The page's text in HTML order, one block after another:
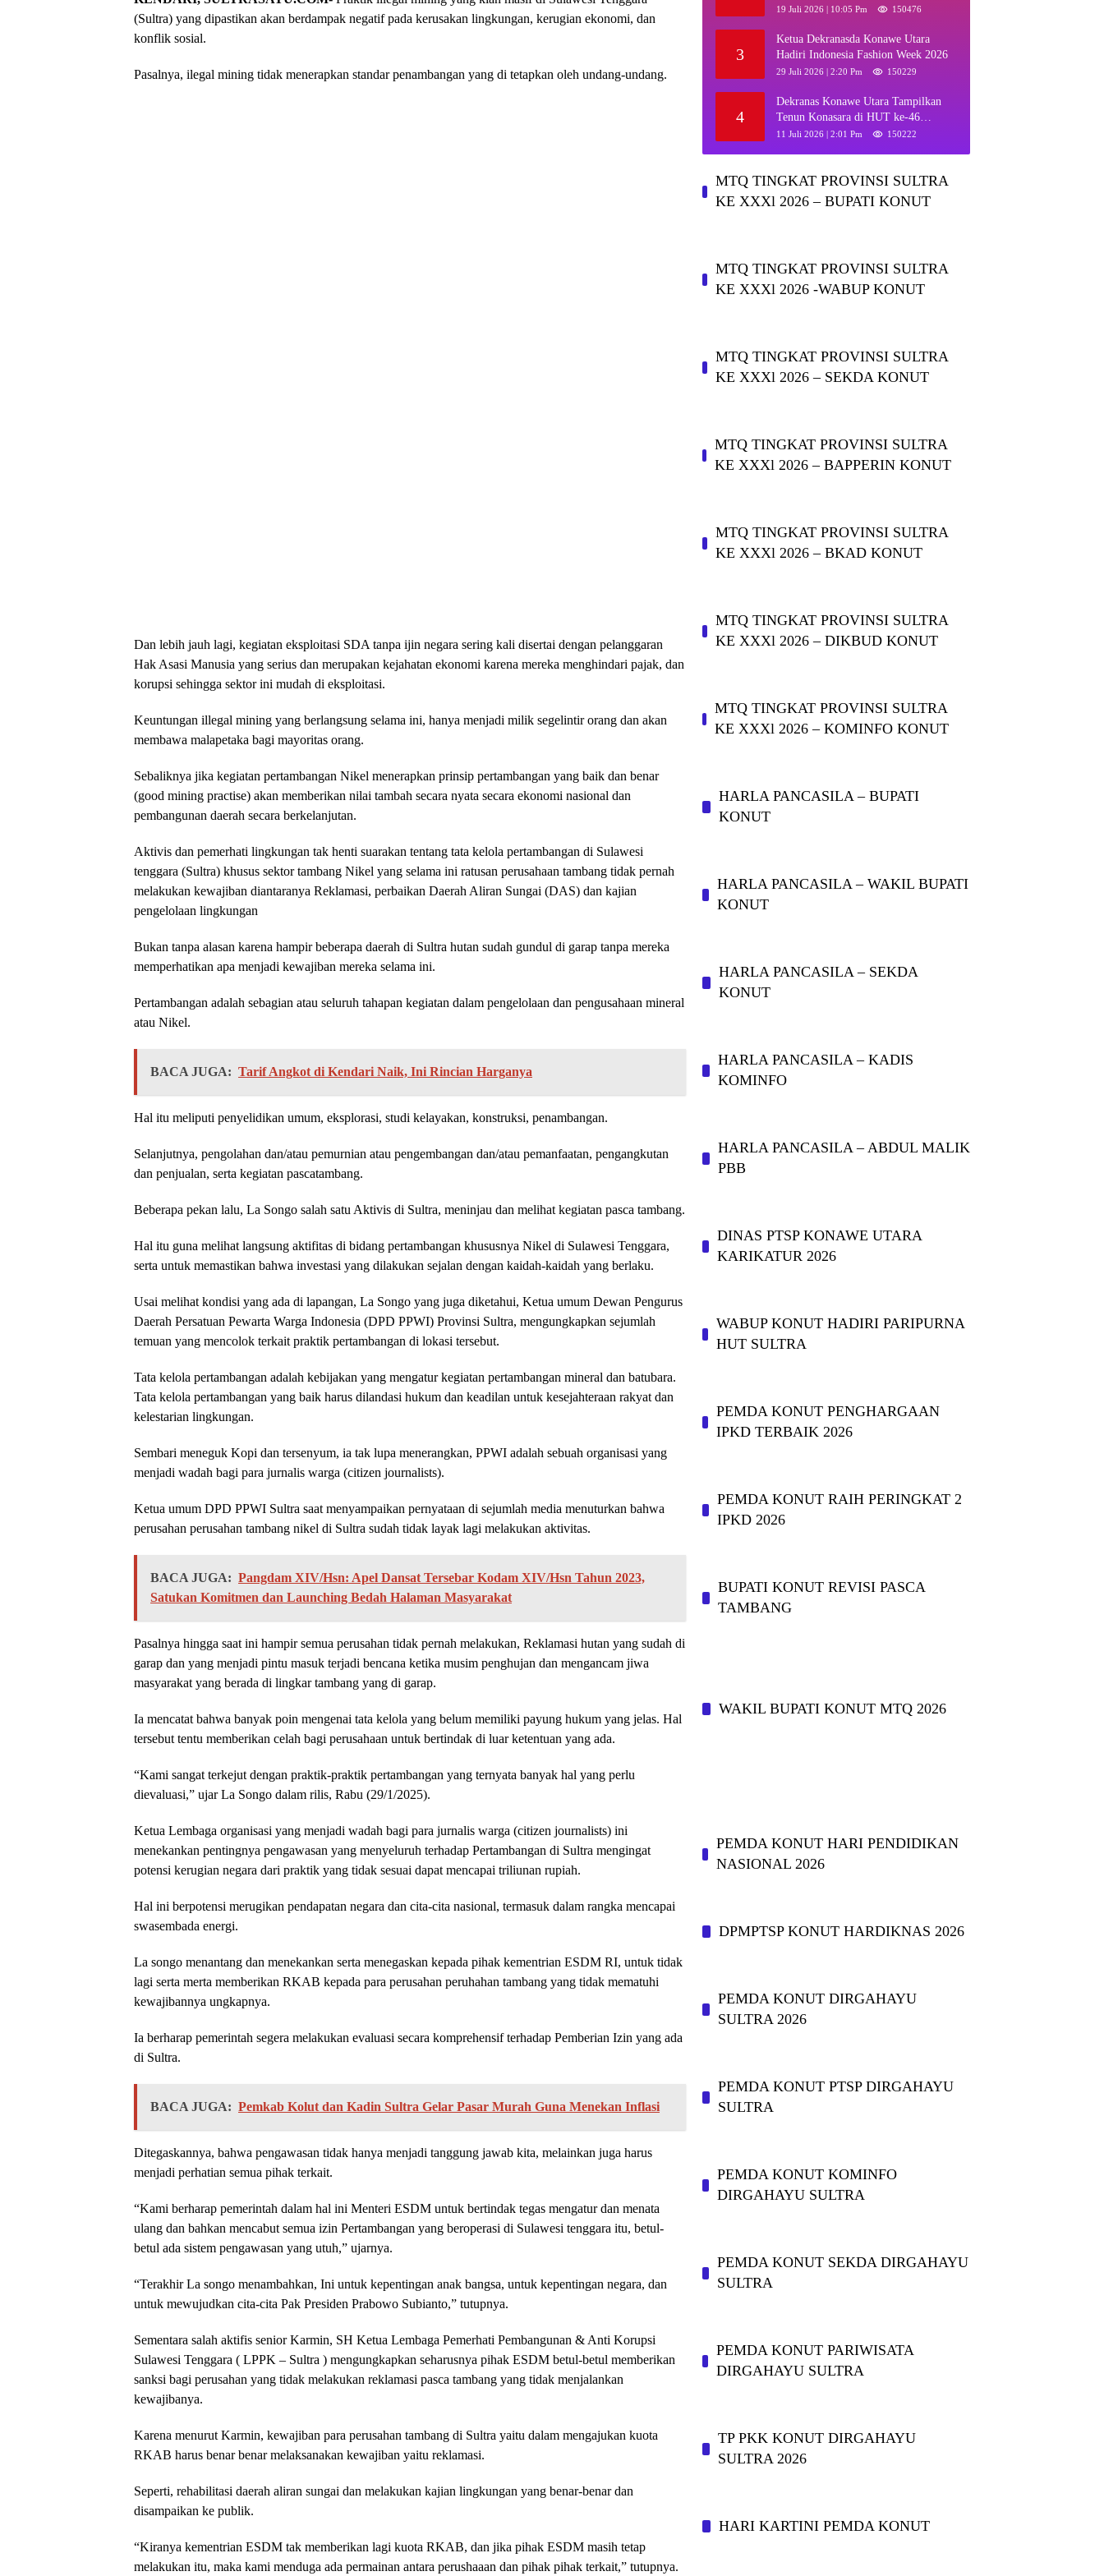
(Sultra) yang dipastikan akan berdampak negatif pada kerusakan lingkungan, kerugian ekonomi, dan
konflik sosial.
Pasalnya, ilegal mining tidak menerapkan standar penambangan yang di tetapkan oleh undang-undang.
Dan lebih jauh lagi, kegiatan eksploitasi SDA tanpa ijin negara sering kali disertai dengan pelanggaran
Hak Asasi Manusia yang serius dan merupakan kejahatan ekonomi karena mereka menghindari pajak, dan
korupsi sehingga sektor ini mudah di eksploitasi.
Keuntungan illegal mining yang berlangsung selama ini, hanya menjadi milik segelintir orang dan akan
membawa malapetaka bagi mayoritas orang.
Sebaliknya jika kegiatan pertambangan Nikel menerapkan prinsip pertambangan yang baik dan benar
(good mining practise) akan memberikan nilai tambah secara nyata secara ekonomi nasional dan
pembangunan daerah secara berkelanjutan.
Aktivis dan pemerhati lingkungan tak henti suarakan tentang tata kelola pertambangan di Sulawesi
tenggara (Sultra) khusus sektor tambang Nikel yang selama ini ratusan perusahaan tambang tidak pernah
melakukan kewajiban diantaranya Reklamasi, perbaikan Daerah Aliran Sungai (DAS) dan kajian
pengelolaan lingkungan
Bukan tanpa alasan karena hampir beberapa daerah di Sultra hutan sudah gundul di garap tanpa mereka
memperhatikan apa menjadi kewajiban mereka selama ini.
Pertambangan adalah sebagian atau seluruh tahapan kegiatan dalam pengelolaan dan pengusahaan mineral
atau Nikel.
BACA JUGA: Tarif Angkot di Kendari Naik, Ini Rincian Harganya
Hal itu meliputi penyelidikan umum, eksplorasi, studi kelayakan, konstruksi, penambangan.
Selanjutnya, pengolahan dan/atau pemurnian atau pengembangan dan/atau pemanfaatan, pengangkutan
dan penjualan, serta kegiatan pascatambang.
Beberapa pekan lalu, La Songo salah satu Aktivis di Sultra, meninjau dan melihat kegiatan pasca tambang.
Hal itu guna melihat langsung aktifitas di bidang pertambangan khususnya Nikel di Sulawesi Tenggara,
serta untuk memastikan bahwa investasi yang dilakukan sejalan dengan kaidah-kaidah yang berlaku.
Usai melihat kondisi yang ada di lapangan, La Songo yang juga diketahui, Ketua umum Dewan Pengurus
Daerah Persatuan Pewarta Warga Indonesia (DPD PPWI) Provinsi Sultra, mengungkapkan sejumlah
temuan yang mencolok terkait praktik pertambangan di lokasi tersebut.
Tata kelola pertambangan adalah kebijakan yang mengatur kegiatan pertambangan mineral dan batubara.
Tata kelola pertambangan yang baik harus dilandasi hukum dan keadilan untuk kesejahteraan rakyat dan
kelestarian lingkungan.
Sembari meneguk Kopi dan tersenyum, ia tak lupa menerangkan, PPWI adalah sebuah organisasi yang
menjadi wadah bagi para jurnalis warga (citizen journalists).
Ketua umum DPD PPWI Sultra saat menyampaikan pernyataan di sejumlah media menuturkan bahwa
perusahan perusahan tambang nikel di Sultra sudah tidak layak lagi melakukan aktivitas.
BACA JUGA: Pangdam XIV/Hsn: Apel Dansat Tersebar Kodam XIV/Hsn Tahun 2023,
Satukan Komitmen dan Launching Bedah Halaman Masyarakat
Pasalnya hingga saat ini hampir semua perusahan tidak pernah melakukan, Reklamasi hutan yang sudah di
garap dan yang menjadi pintu masuk terjadi bencana ketika musim penghujan dan mengancam jiwa
masyarakat yang berada di lingkar tambang yang di garap.
Ia mencatat bahwa banyak poin mengenai tata kelola yang belum memiliki payung hukum yang jelas. Hal
tersebut tentu memberikan celah bagi perusahaan untuk bertindak di luar ketentuan yang ada.
“Kami sangat terkejut dengan praktik-praktik pertambangan yang ternyata banyak hal yang perlu
dievaluasi,” ujar La Songo dalam rilis, Rabu (29/1/2025).
Ketua Lembaga organisasi yang menjadi wadah bagi para jurnalis warga (citizen journalists) ini
menekankan pentingnya pengawasan yang menyeluruh terhadap Pertambangan di Sultra mengingat
potensi kerugian negara dari praktik yang tidak sesuai dapat mencapai triliunan rupiah.
Hal ini berpotensi merugikan pendapatan negara dan cita-cita nasional, termasuk dalam rangka mencapai
swasembada energi.
La songo menantang dan menekankan serta menegaskan kepada pihak kementrian ESDM RI, untuk tidak
lagi serta merta memberikan RKAB kepada para perusahan peruhahan tambang yang tidak mematuhi
kewajibannya ungkapnya.
Ia berharap pemerintah segera melakukan evaluasi secara komprehensif terhadap Pemberian Izin yang ada
di Sultra.
BACA JUGA: Pemkab Kolut dan Kadin Sultra Gelar Pasar Murah Guna Menekan Inflasi
Ditegaskannya, bahwa pengawasan tidak hanya menjadi tanggung jawab kita, melainkan juga harus
menjadi perhatian semua pihak terkait.
“Kami berharap pemerintah dalam hal ini Menteri ESDM untuk bertindak tegas mengatur dan menata
ulang dan bahkan mencabut semua izin Pertambangan yang beroperasi di Sulawesi tenggara itu, betul-
betul ada sistem pengawasan yang utuh,” ujarnya.
“Terakhir La songo menambahkan, Ini untuk kepentingan anak bangsa, untuk kepentingan negara, dan
untuk mewujudkan cita-cita Pak Presiden Prabowo Subianto,” tutupnya.
Sementara salah aktifis senior Karmin, SH Ketua Lembaga Pemerhati Pembangunan & Anti Korupsi
Sulawesi Tenggara ( LPPK – Sultra ) mengungkapkan seharusnya pihak ESDM betul-betul memberikan
sanksi bagi perusahan yang tidak melakukan reklamasi pasca tambang yang tidak menjalankan
kewajibanya.
Karena menurut Karmin, kewajiban para perusahan tambang di Sultra yaitu dalam mengajukan kuota
RKAB harus benar benar melaksanakan kewajiban yaitu reklamasi.
Seperti, rehabilitasi daerah aliran sungai dan melakukan kajian lingkungan yang benar-benar dan
disampaikan ke publik.
“Kiranya kementrian ESDM tak memberikan lagi kuota RKAB, dan jika pihak ESDM masih tetap
melakukan itu, maka kami menduga ada permainan antara perushaaan dan pihak pihak terkait,” tutupnya.
Muna dan Ajak KKMM Bersinergi
19 Juli 2026 | 10:05 Pm 150476
3
Ketua Dekranasda Konawe Utara
Hadiri Indonesia Fashion Week 2026
29 Juli 2026 | 2:20 Pm 150229
4
Dekranas Konawe Utara Tampilkan
Tenun Konasara di HUT ke-46
Dekranas, Perkuat Promosi UMKM
11 Juli 2026 | 2:01 Pm 150222
MTQ TINGKAT PROVINSI SULTRA
KE XXXl 2026 – BUPATI KONUT
MTQ TINGKAT PROVINSI SULTRA
KE XXXl 2026 -WABUP KONUT
MTQ TINGKAT PROVINSI SULTRA
KE XXXl 2026 – SEKDA KONUT
MTQ TINGKAT PROVINSI SULTRA
KE XXXl 2026 – BAPPERIN KONUT
MTQ TINGKAT PROVINSI SULTRA
KE XXXl 2026 – BKAD KONUT
MTQ TINGKAT PROVINSI SULTRA
KE XXXl 2026 – DIKBUD KONUT
MTQ TINGKAT PROVINSI SULTRA
KE XXXl 2026 – KOMINFO KONUT
HARLA PANCASILA – BUPATI
KONUT
HARLA PANCASILA – WAKIL BUPATI
KONUT
HARLA PANCASILA – SEKDA
KONUT
HARLA PANCASILA – KADIS
KOMINFO
HARLA PANCASILA – ABDUL MALIK
PBB
DINAS PTSP KONAWE UTARA
KARIKATUR 2026
WABUP KONUT HADIRI PARIPURNA
HUT SULTRA
PEMDA KONUT PENGHARGAAN
IPKD TERBAIK 2026
PEMDA KONUT RAIH PERINGKAT 2
IPKD 2026
BUPATI KONUT REVISI PASCA
TAMBANG
WAKIL BUPATI KONUT MTQ 2026
PEMDA KONUT HARI PENDIDIKAN
NASIONAL 2026
DPMPTSP KONUT HARDIKNAS 2026
PEMDA KONUT DIRGAHAYU
SULTRA 2026
PEMDA KONUT PTSP DIRGAHAYU
SULTRA
PEMDA KONUT KOMINFO
DIRGAHAYU SULTRA
PEMDA KONUT SEKDA DIRGAHAYU
SULTRA
PEMDA KONUT PARIWISATA
DIRGAHAYU SULTRA
TP PKK KONUT DIRGAHAYU
SULTRA 2026
HARI KARTINI PEMDA KONUT